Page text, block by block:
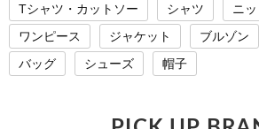
Tシャツ・カットソー シャツ ニッ
ワンピース
ジャケット ブルゾン
バッグ
シューズ 帽子